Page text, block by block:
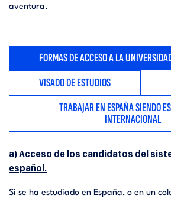
aventura.
FORMAS DE ACCESO A LA
VISADO DE ESTUDIOS
TRABAJAR EN ESPAÑA SIENDO
INTERNACIONAL
a) Acceso de los candidatos del
español.
Si se ha estudiado en España, o en un